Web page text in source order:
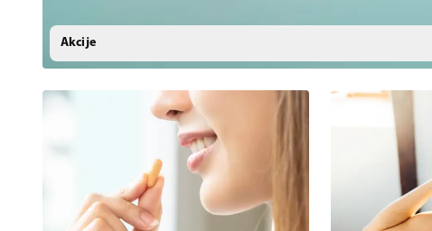
Akcije